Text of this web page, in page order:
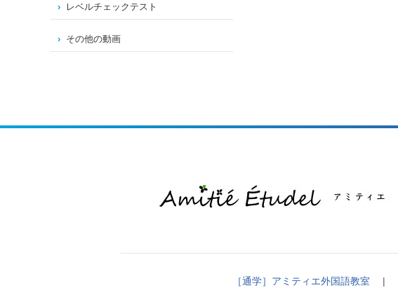
レベルチェックテスト
その他の動画
［通学］アミティエ外国語教室 |